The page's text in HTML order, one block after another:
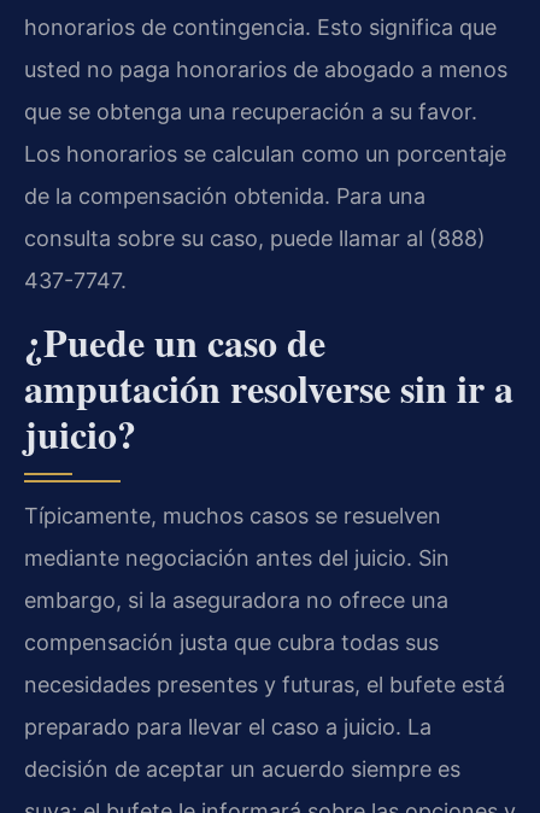
honorarios de contingencia. Esto significa que
usted no paga honorarios de abogado a menos
que se obtenga una recuperación a su favor.
Los honorarios se calculan como un porcentaje
de la compensación obtenida. Para una
consulta sobre su caso, puede llamar al (888)
437-7747.
¿Puede un caso de
amputación resolverse sin ir a
juicio?
Típicamente, muchos casos se resuelven
mediante negociación antes del juicio. Sin
embargo, si la aseguradora no ofrece una
compensación justa que cubra todas sus
necesidades presentes y futuras, el bufete está
preparado para llevar el caso a juicio. La
decisión de aceptar un acuerdo siempre es